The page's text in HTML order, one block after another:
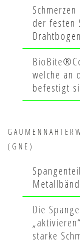
der festen
welche an
befestigt
(GNE)
Die
starke